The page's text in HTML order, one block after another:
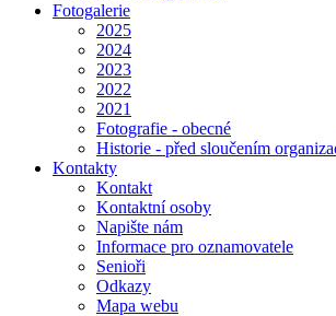
Fotogalerie
2025
2024
2023
2022
2021
Fotografie - obecné
Historie - před sloučením
Kontakty
Kontakt
Kontaktní osoby
Napište nám
Informace pro oznamovatele
Senioři
Odkazy
Mapa webu